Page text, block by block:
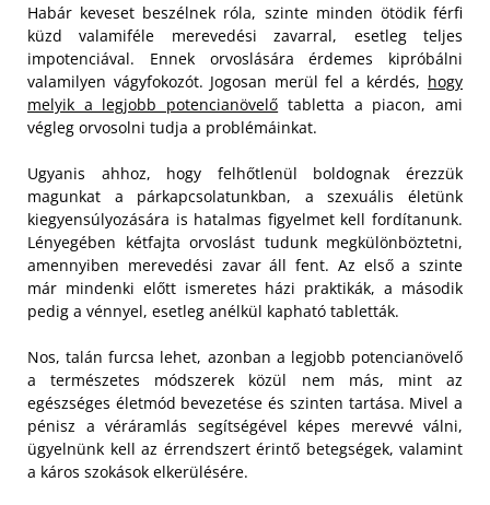
Habár keveset beszélnek róla, szinte minden ötödik férfi
küzd valamiféle merevedési zavarral, esetleg teljes
impotenciával. Ennek orvoslására érdemes kipróbálni
valamilyen vágyfokozót. Jogosan merül fel a kérdés, hogy
melyik a legjobb potencianövelő tabletta a piacon, ami
végleg orvosolni tudja a problémáinkat.
Ugyanis ahhoz, hogy felhőtlenül boldognak érezzük
magunkat a párkapcsolatunkban, a szexuális életünk
kiegyensúlyozására is hatalmas figyelmet kell fordítanunk.
Lényegében kétfajta orvoslást tudunk megkülönböztetni,
amennyiben merevedési zavar áll fent. Az első a szinte
már mindenki előtt ismeretes házi praktikák, a második
pedig a vénnyel, esetleg anélkül kapható tabletták.
Nos, talán furcsa lehet, azonban a legjobb potencianövelő
a természetes módszerek közül nem más, mint az
egészséges életmód bevezetése és szinten tartása. Mivel a
pénisz a véráramlás segítségével képes merevvé válni,
ügyelnünk kell az érrendszert érintő betegségek, valamint
a káros szokások elkerülésére.